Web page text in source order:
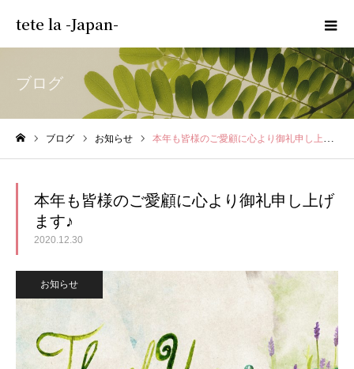
tete la -Japan-
ブログ
ブログ お知らせ 本年も皆様のご愛顧に心より御礼申し上げます♪
本年も皆様のご愛顧に心より御礼申し上げ
ます♪
2020.12.30
お知らせ